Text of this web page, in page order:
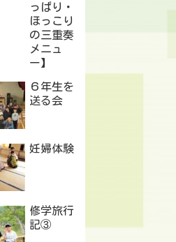
っぱり・
ほっこり
の三重奏
メニュ
ー】
６年生を
送る会
妊婦体験
修学旅行
記③